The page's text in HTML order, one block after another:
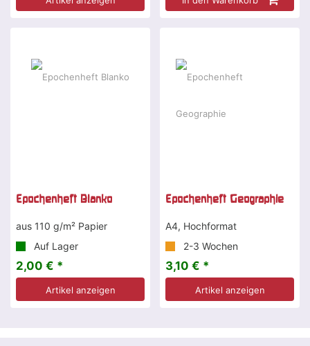
Epochenheft Blanko
aus 110 g/m² Papier
Auf Lager
2,00 € *
Artikel anzeigen
Epochenheft Geographie
A4, Hochformat
2-3 Wochen
3,10 € *
Artikel anzeigen